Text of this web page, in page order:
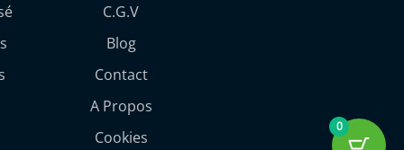
C.G.V
Blog
Contact
A Propos
Cookies
0